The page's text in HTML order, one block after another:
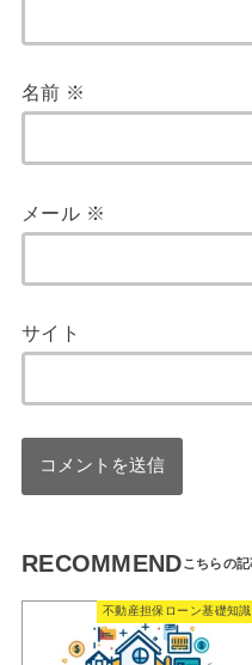
名前 ※
メール ※
サイト
RECOMMEND
不動産担保ローン基礎知識